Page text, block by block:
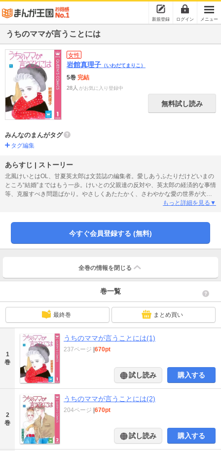
新規登録 ログイン メニュー
うちのママが言うことには
女性
岩館真理子 （いわだてまりこ）
5巻 完結
28人 がお気に入り登録中
無料試し読み
みんなのまんがタグ
タグ編集
あらすじ | ストーリー
北風けいとはOL、甘夏英太郎は文芸誌の編集者。愛しあうふたりだけどいまの
ところ“結婚”まではもう一歩。けいとの父親達の反対や、英太郎の経済的な事情
等、克服すべき問題ばかり。やさしくあたたかく、さわやかな愛の世界が大評
もっと詳細を見る▼
今すぐ会員登録する (無料)
全巻の情報を 閉じる
巻一覧
最終巻 まとめ買い
1
巻
うちのママが言うことには(1)
237ページ 670pt
試し読み 購入する
2
巻
うちのママが言うことには(2)
204ページ 670pt
試し読み 購入する